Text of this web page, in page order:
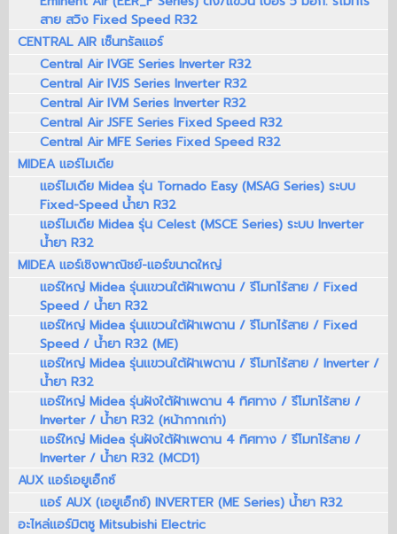
สาย สวิง Fixed Speed R32
CENTRAL AIR เซ็นทรัลแอร์
Central Air IVGE Series Inverter R32
Central Air IVJS Series Inverter R32
Central Air IVM Series Inverter R32
Central Air JSFE Series Fixed Speed R32
Central Air MFE Series Fixed Speed R32
MIDEA แอร์ไมเดีย
แอร์ไมเดีย Midea รุ่น Tornado Easy (MSAG Series) ระบบ
Fixed-Speed น้ำยา R32
แอร์ไมเดีย Midea รุ่น Celest (MSCE Series) ระบบ Inverter
น้ำยา R32
MIDEA แอร์เชิงพาณิชย์-แอร์ขนาดใหญ่
แอร์ใหญ่ Midea รุ่นแขวนใต้ฝ้าเพดาน / รีโมทไร้สาย / Fixed
Speed / น้ำยา R32
แอร์ใหญ่ Midea รุ่นแขวนใต้ฝ้าเพดาน / รีโมทไร้สาย / Fixed
Speed / น้ำยา R32 (ME)
แอร์ใหญ่ Midea รุ่นแขวนใต้ฝ้าเพดาน / รีโมทไร้สาย / Inverter /
น้ำยา R32
แอร์ใหญ่ Midea รุ่นฝังใต้ฝ้าเพดาน 4 ทิศทาง / รีโมทไร้สาย /
Inverter / น้ำยา R32 (หน้ากากเก่า)
แอร์ใหญ่ Midea รุ่นฝังใต้ฝ้าเพดาน 4 ทิศทาง / รีโมทไร้สาย /
Inverter / น้ำยา R32 (MCD1)
AUX แอร์เอยูเอ็กซ์
แอร์ AUX (เอยูเอ็กซ์) INVERTER (ME Series) น้ำยา R32
อะไหล่แอร์มิตซู Mitsubishi Electric